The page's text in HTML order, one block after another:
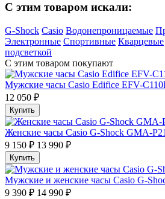
C этим товаром искали:
G-Shock Casio Водонепроницаемые
Электронные Спортивные Кварцевые
подсветкой
С этим товаром покупают
Мужские часы Casio Edifice EFV-
12 050 ₽
Купить
Женские часы Casio G-Shock GMA-
9 150 ₽ 13 990 ₽
Купить
Мужские и женские часы Casio G-
9 390 ₽ 14 990 ₽